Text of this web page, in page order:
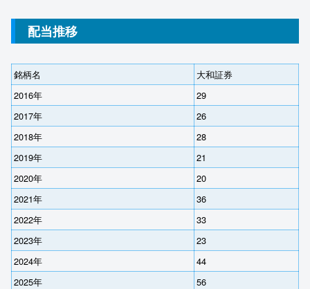
配当推移
銘柄名
大和証券
2016年
29
2017年
26
2018年
28
2019年
21
2020年
20
2021年
36
2022年
33
2023年
23
2024年
44
2025年
56